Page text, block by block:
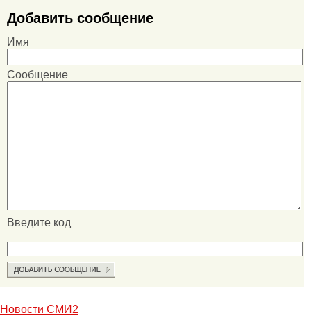
Добавить сообщение
Имя
Сообщение
Введите код
Новости СМИ2